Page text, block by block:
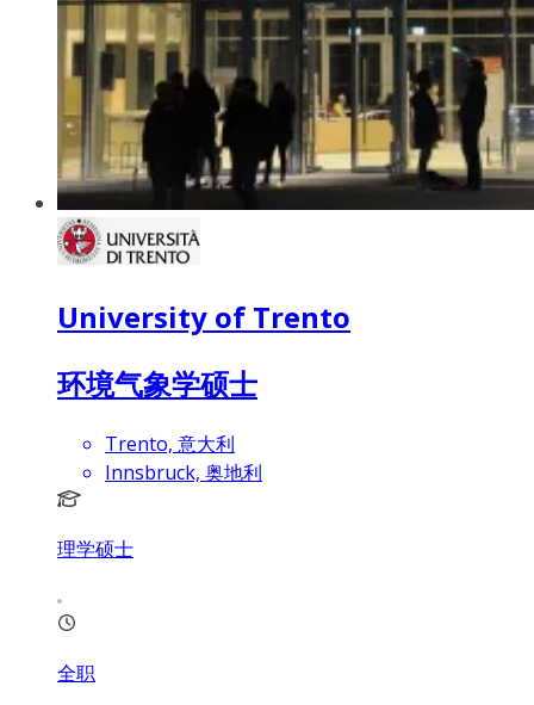
University of Trento
环境气象学硕士
Trento, 意大利
Innsbruck, 奥地利
理学硕士
全职